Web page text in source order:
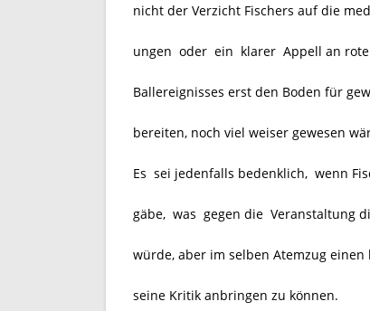
nicht der Verzicht Fischers auf die
ungen oder ein klarer Appell an rote
Ballereignisses erst den Boden für
bereiten, noch viel weiser gewesen
Es sei jedenfalls bedenklich, wenn
gäbe, was gegen die Veranstaltung
würde, aber im selben Atemzug
seine Kritik anbringen zu können.